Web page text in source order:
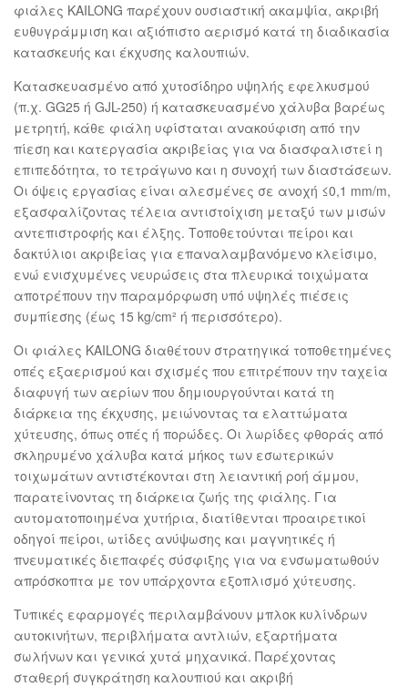
φιάλες KAILONG παρέχουν ουσιαστική ακαμψία, ακριβή
ευθυγράμμιση και αξιόπιστο αερισμό κατά τη διαδικασία
κατασκευής και έκχυσης καλουπιών.
Κατασκευασμένο από χυτοσίδηρο υψηλής εφελκυσμού
(π.χ. GG25 ή GJL-250) ή κατασκευασμένο χάλυβα βαρέως
μετρητή, κάθε φιάλη υφίσταται ανακούφιση από την
πίεση και κατεργασία ακριβείας για να διασφαλιστεί η
επιπεδότητα, το τετράγωνο και η συνοχή των διαστάσεων.
Οι όψεις εργασίας είναι αλεσμένες σε ανοχή ≤0,1 mm/m,
εξασφαλίζοντας τέλεια αντιστοίχιση μεταξύ των μισών
αντεπιστροφής και έλξης. Τοποθετούνται πείροι και
δακτύλιοι ακριβείας για επαναλαμβανόμενο κλείσιμο,
ενώ ενισχυμένες νευρώσεις στα πλευρικά τοιχώματα
αποτρέπουν την παραμόρφωση υπό υψηλές πιέσεις
συμπίεσης (έως 15 kg/cm² ή περισσότερο).
Οι φιάλες KAILONG διαθέτουν στρατηγικά τοποθετημένες
οπές εξαερισμού και σχισμές που επιτρέπουν την ταχεία
διαφυγή των αερίων που δημιουργούνται κατά τη
διάρκεια της έκχυσης, μειώνοντας τα ελαττώματα
χύτευσης, όπως οπές ή πορώδες. Οι λωρίδες φθοράς από
σκληρυμένο χάλυβα κατά μήκος των εσωτερικών
τοιχωμάτων αντιστέκονται στη λειαντική ροή άμμου,
παρατείνοντας τη διάρκεια ζωής της φιάλης. Για
αυτοματοποιημένα χυτήρια, διατίθενται προαιρετικοί
οδηγοί πείροι, ωτίδες ανύψωσης και μαγνητικές ή
πνευματικές διεπαφές σύσφιξης για να ενσωματωθούν
απρόσκοπτα με τον υπάρχοντα εξοπλισμό χύτευσης.
Τυπικές εφαρμογές περιλαμβάνουν μπλοκ κυλίνδρων
αυτοκινήτων, περιβλήματα αντλιών, εξαρτήματα
σωλήνων και γενικά χυτά μηχανικά. Παρέχοντας
σταθερή συγκράτηση καλουπιού και ακριβή